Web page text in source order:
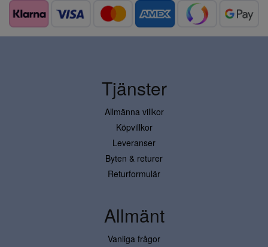
Tjänster
Allmänna villkor
Köpvillkor
Leveranser
Byten & returer
Returformulär
Allmänt
Vanliga frågor